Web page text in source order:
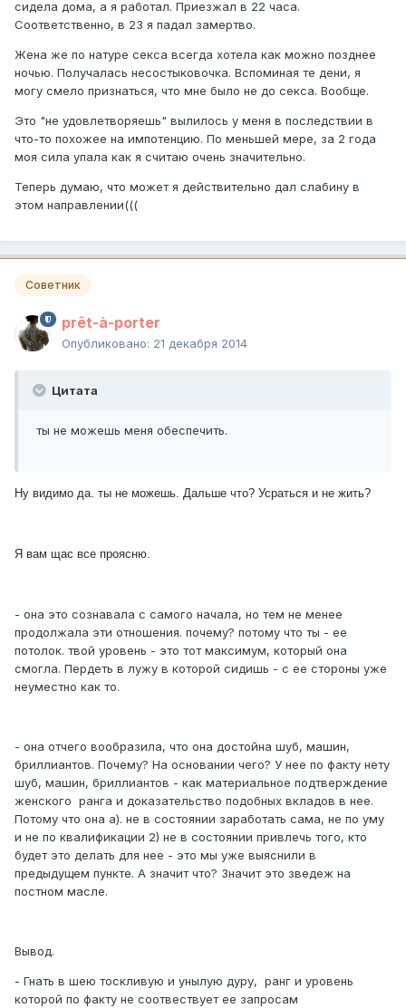
сидела дома, а я работал. Приезжал в 22 часа.
Соответственно, в 23 я падал замертво.
Жена же по натуре секса всегда хотела как можно позднее
ночью. Получалась несостыковочка. Вспоминая те дени, я
могу смело признаться, что мне было не до секса. Вообще.
Это "не удовлетворяешь" вылилось у меня в последствии в
что-то похожее на импотенцию. По меньшей мере, за 2 года
моя сила упала как я считаю очень значительно.
Теперь думаю, что может я действительно дал слабину в
этом направлении(((
Советник
prêt-à-porter
Опубликовано: 21 декабря 2014
Цитата
ты не можешь меня обеспечить.
Ну видимо да. ты не можешь. Дальше что? Усраться и не жить?
Я вам щас все проясню.
- она это сознавала с самого начала, но тем не менее
продолжала эти отношения. почему? потому что ты - ее
потолок. твой уровень - это тот максимум, который она
смогла. Пердеть в лужу в которой сидишь - с ее стороны уже
неуместно как то.
- она отчего вообразила, что она достойна шуб, машин,
бриллиантов. Почему? На основании чего? У нее по факту нету
шуб, машин, бриллиантов - как материальное подтверждение
женского ранга и доказательство подобных вкладов в нее.
Потому что она а). не в состоянии заработать сама, не по уму
и не по квалификации 2) не в состоянии привлечь того, кто
будет это делать для нее - это мы уже выяснили в
предыдущем пункте. А значит что? Значит это зведеж на
постном масле.
Вывод.
- Гнать в шею тоскливую и унылую дуру, ранг и уровень
которой по факту не соотвествует ее запросам